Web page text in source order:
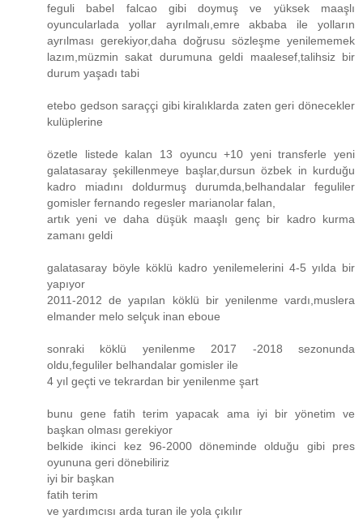
feguli babel falcao gibi doymuş ve yüksek maaşlı
oyuncularlada yollar ayrılmalı,emre akbaba ile yolların
ayrılması gerekiyor,daha doğrusu sözleşme yenilememek
lazım,müzmin sakat durumuna geldi maalesef,talihsiz bir
durum yaşadı tabi
etebo gedson saraççi gibi kiralıklarda zaten geri dönecekler
kulüplerine
özetle listede kalan 13 oyuncu +10 yeni transferle yeni
galatasaray şekillenmeye başlar,dursun özbek in kurduğu
kadro miadını doldurmuş durumda,belhandalar feguliler
gomisler fernando regesler marianolar falan,
artık yeni ve daha düşük maaşlı genç bir kadro kurma
zamanı geldi
galatasaray böyle köklü kadro yenilemelerini 4-5 yılda bir
yapıyor
2011-2012 de yapılan köklü bir yenilenme vardı,muslera
elmander melo selçuk inan eboue
sonraki köklü yenilenme 2017 -2018 sezonunda
oldu,feguliler belhandalar gomisler ile
4 yıl geçti ve tekrardan bir yenilenme şart
bunu gene fatih terim yapacak ama iyi bir yönetim ve
başkan olması gerekiyor
belkide ikinci kez 96-2000 döneminde olduğu gibi pres
oyununa geri dönebiliriz
iyi bir başkan
fatih terim
ve yardımcısı arda turan ile yola çıkılır